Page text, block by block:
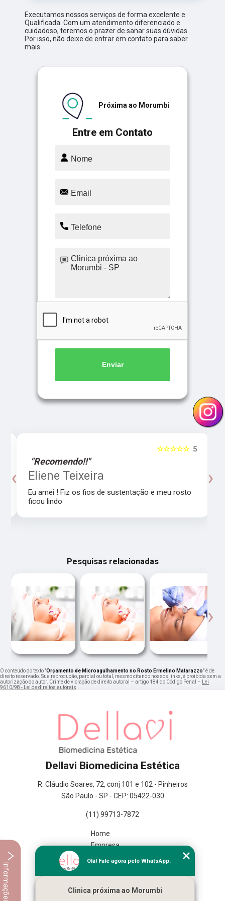
Executamos nossos serviços de forma excelente e
Qualificada. Com um atendimento diferenciado e
cuidadoso, teremos o prazer de sanar suas dúvidas.
Por isso, não deixe de entrar em contato para saber
mais.
Entre em Contato
Próxima ao Morumbi
Enviar
5
☆☆☆☆☆
"Recomendo!!"
Eliene Teixeira
Eu amei ! Fiz os fios de sustentação e meu rosto
ficou lindo
‹ ›
Pesquisas relacionadas
‹ ›
O conteúdo do texto "Orçamento de Microagulhamento no Rosto Ermelino Matarazzo" é de
direito reservado. Sua reprodução, parcial ou total, mesmo citando nossos links, é proibida sem a
autorização do autor. Crime de violação de direito autoral – artigo 184 do Código Penal –
Lei
9610/98 - Lei de direitos autorais
Dellavi Biomedicina Estética
R. Cláudio Soares, 72, conj 101 e 102 - Pinheiros
São Paulo - SP - CEP: 05422-030
(11) 99713-7872
Home
Empresa
Mapa do site
Olá! Fale agora pelo WhatsApp.
Clinica próxima ao Morumbi
Informações